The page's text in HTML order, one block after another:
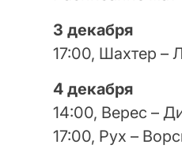
3 декабря
17:00, Шахтер –
4 декабря
14:00, Верес –
17:00, Рух –